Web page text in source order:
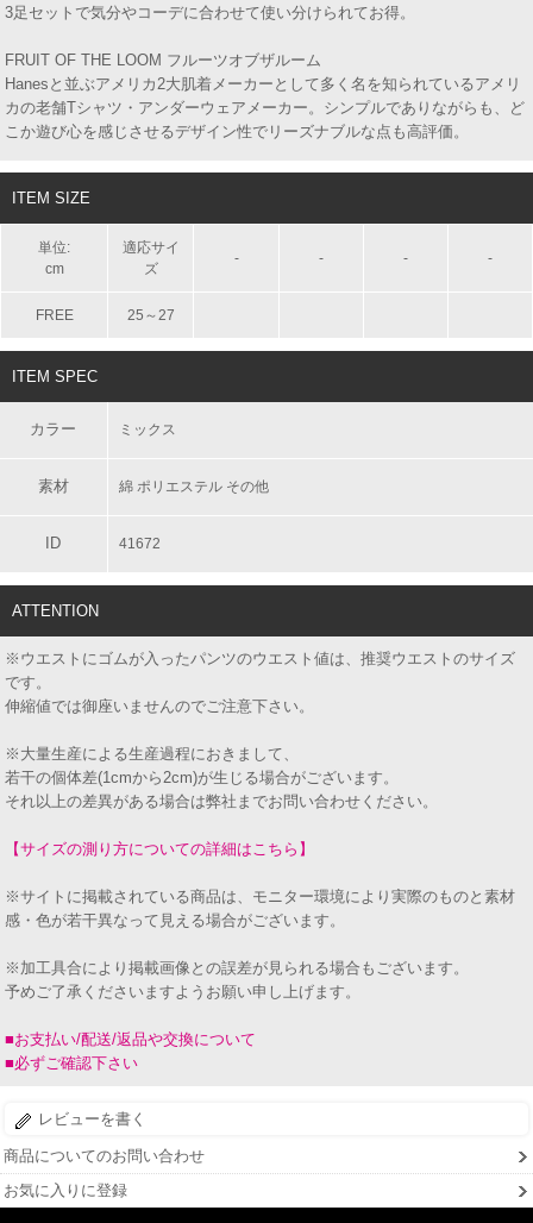
3足セットで気分やコーデに合わせて使い分けられてお得。
FRUIT OF THE LOOM フルーツオブザルーム
Hanesと並ぶアメリカ2大肌着メーカーとして多く名を知られているアメリ
カの老舗Tシャツ・アンダーウェアメーカー。シンプルでありながらも、ど
こか遊び心を感じさせるデザイン性でリーズナブルな点も高評価。
ITEM SIZE
単位:
cm
適応サイ
ズ
- - - -
FREE 25～27
ITEM SPEC
カラー ミックス
素材 綿 ポリエステル その他
ID 41672
ATTENTION
※ウエストにゴムが入ったパンツのウエスト値は、推奨ウエストのサイズ
です。
伸縮値では御座いませんのでご注意下さい。
※大量生産による生産過程におきまして、
若干の個体差(1cmから2cm)が生じる場合がございます。
それ以上の差異がある場合は弊社までお問い合わせください。
【サイズの測り方についての詳細はこちら】
※サイトに掲載されている商品は、モニター環境により実際のものと素材
感・色が若干異なって見える場合がございます。
※加工具合により掲載画像との誤差が見られる場合もございます。
予めご了承くださいますようお願い申し上げます。
■お支払い/配送/返品や交換について
■必ずご確認下さい
レビューを書く
商品についてのお問い合わせ
お気に入りに登録